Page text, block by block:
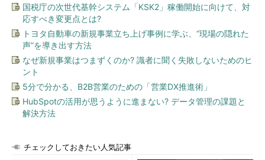
国税庁の次世代基幹システム「KSK2」稼働開始に向けて、対
応すべき変更点とは?
トヨタ自動車の新規事業立ち上げ事例に学ぶ、“現場の隠れた
声”を導き出す方法
なぜ新規事業はつまずくのか? 識者に聞く失敗しないためのヒ
ント
5分で分かる、B2B営業のための「営業DX推進術」
HubSpotの活用が思うように進まない? データ管理の課題と
解決方法
チェックしておきたい人気記事